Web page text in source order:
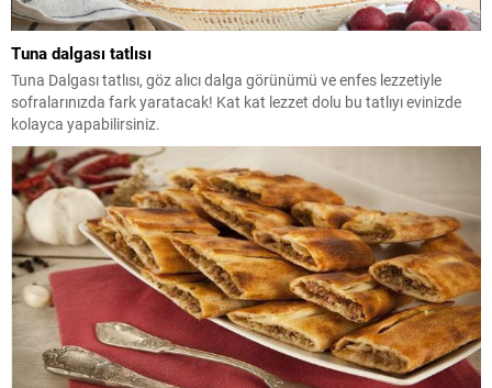
Tuna dalgası tatlısı
Tuna Dalgası tatlısı, göz alıcı dalga görünümü ve enfes lezzetiyle
sofralarınızda fark yaratacak! Kat kat lezzet dolu bu tatlıyı evinizde
kolayca yapabilirsiniz.